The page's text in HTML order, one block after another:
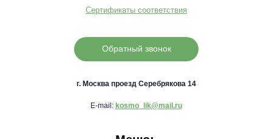
Сертификаты соответствия
Обратный звонок
г. Москва проезд Серебрякова 14
E-mail: kosmo_lik@mail.ru